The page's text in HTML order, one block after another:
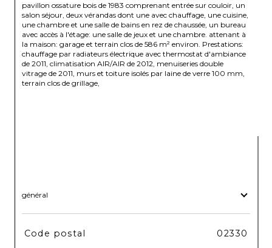
pavillon ossature bois de 1983 comprenant entrée sur couloir, un
salon séjour, deux vérandas dont une avec chauffage, une cuisine,
une chambre et une salle de bains en rez de chaussée, un bureau
avec accès à l'étage: une salle de jeux et une chambre. attenant à
la maison: garage et terrain clos de 586 m² environ. Prestations:
chauffage par radiateurs électrique avec thermostat d'ambiance
de 2011, climatisation AIR/AIR de 2012, menuiseries double
vitrage de 2011, murs et toiture isolés par laine de verre 100 mm,
terrain clos de grillage,
général
TRAD_SIROCCO_Caracteristique
Code postal 02330